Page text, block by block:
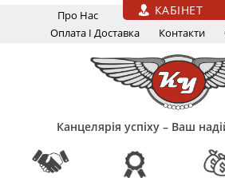
Перейти до основного вмісту
Про Нас
Оплата І Доставка
Контакти
КАБІНЕТ
Канцелярія успіху – Ваш